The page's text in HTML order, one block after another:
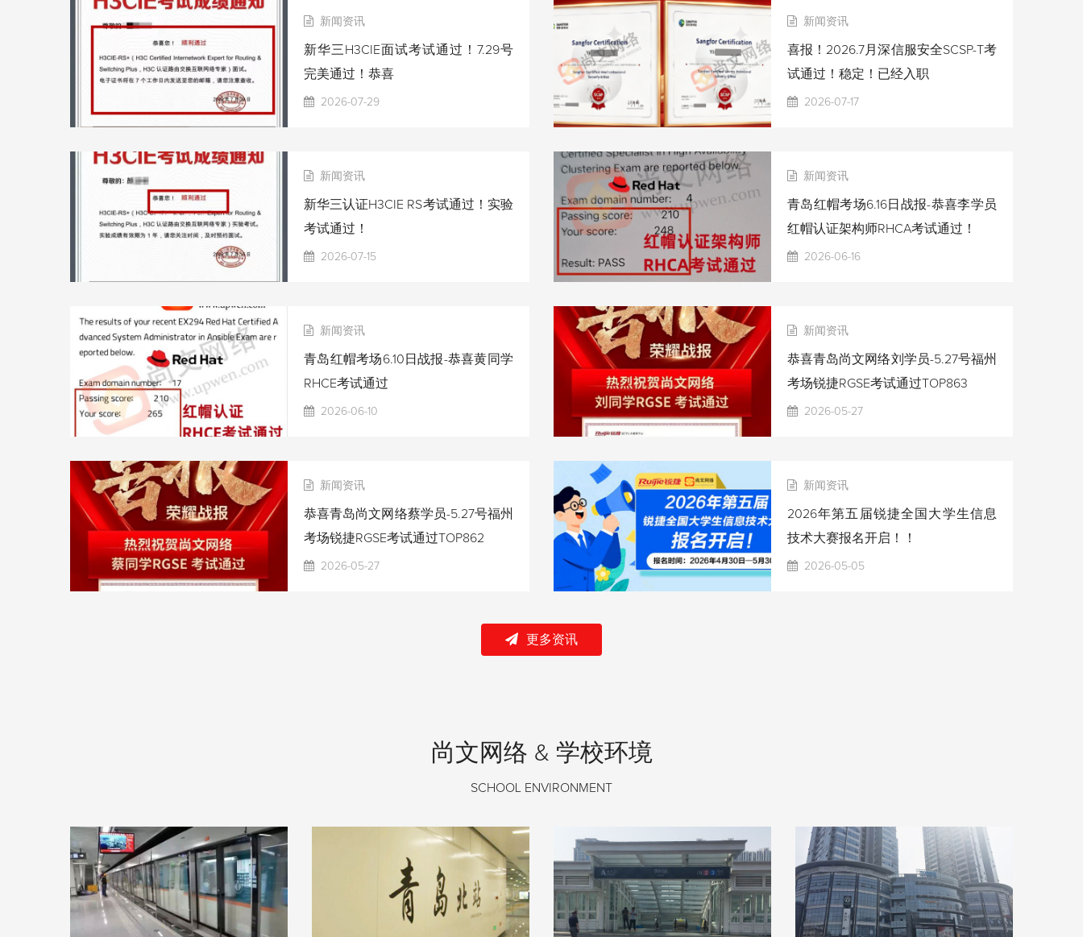
新闻资讯
新华三H3CIE面试考试通过！7.29号
完美通过！恭喜
2026-07-29
新闻资讯
喜报！2026.7月深信服安全SCSP-T考
试通过！稳定！已经入职
2026-07-17
新闻资讯
新华三认证H3CIE RS考试通过！实验
考试通过！
2026-07-15
新闻资讯
青岛红帽考场6.16日战报-恭喜李学员
红帽认证架构师RHCA考试通过！
2026-06-16
新闻资讯
青岛红帽考场6.10日战报-恭喜黄同学
RHCE考试通过
2026-06-10
新闻资讯
恭喜青岛尚文网络刘学员-5.27号福州
考场锐捷RGSE考试通过TOP863
2026-05-27
新闻资讯
恭喜青岛尚文网络蔡学员-5.27号福州
考场锐捷RGSE考试通过TOP862
2026-05-27
新闻资讯
2026年第五届锐捷全国大学生信息
技术大赛报名开启！！
2026-05-05
更多资讯
尚文网络 & 学校环境
SCHOOL ENVIRONMENT